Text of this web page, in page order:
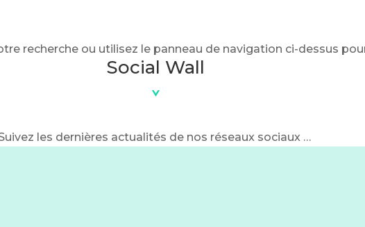
recherche ou utilisez le panneau de navigation ci-dessus
Social Wall
les dernières actualités de nos réseaux sociaux …